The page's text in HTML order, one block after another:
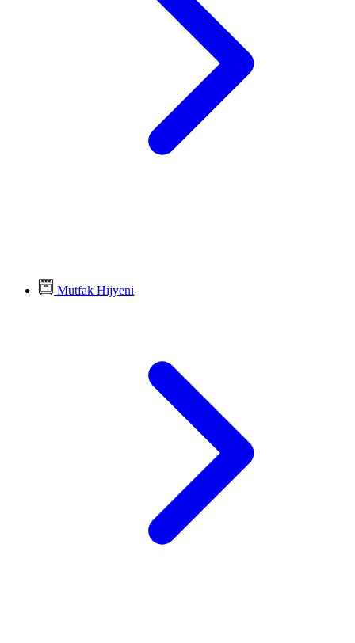
Mutfak Hijyeni